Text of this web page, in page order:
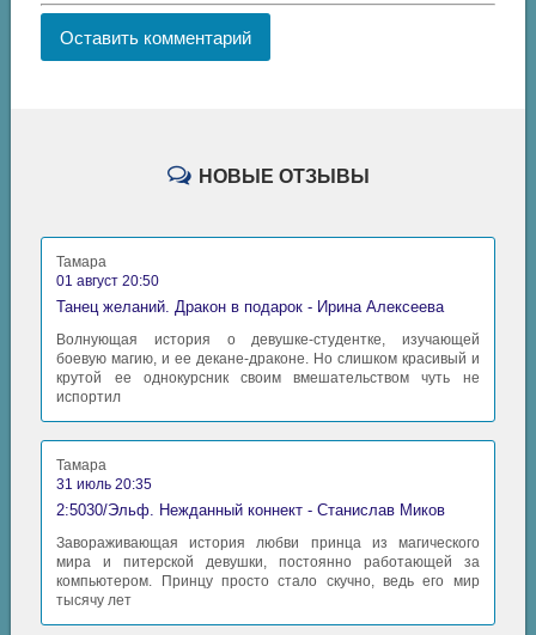
Оставить комментарий
НОВЫЕ ОТЗЫВЫ
Тамара
01 август 20:50
Танец желаний. Дракон в подарок - Ирина Алексеева
Волнующая история о девушке-студентке, изучающей
боевую магию, и ее декане-драконе. Но слишком красивый и
крутой ее однокурсник своим вмешательством чуть не
испортил
Тамара
31 июль 20:35
2:5030/Эльф. Нежданный коннект - Станислав Миков
Завораживающая история любви принца из магического
мира и питерской девушки, постоянно работающей за
компьютером. Принцу просто стало скучно, ведь его мир
тысячу лет